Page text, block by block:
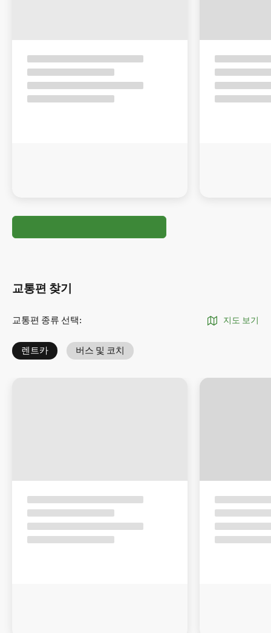
교통편 찾기
교통편 종류 선택: 지도 보기
렌트카 버스 및 코치